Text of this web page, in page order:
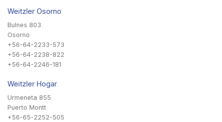
Weitzler Osorno
Bulnes 803
Osorno
+56-64-2233-573
+56-64-2238-822
+56-64-2246-181
Weitzler Hogar
Urmeneta 855
Puerto Montt
+56-65-2252-505